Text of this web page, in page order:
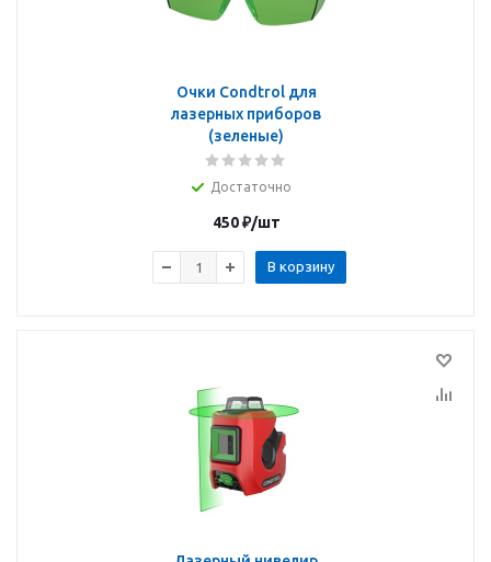
Очки Condtrol для
лазерных приборов
(зеленые)
Достаточно
450₽/шт
В корзину